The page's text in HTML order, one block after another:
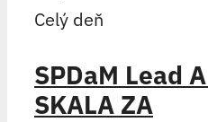
Celý deň
SPDaM Lead
SKALA ZA